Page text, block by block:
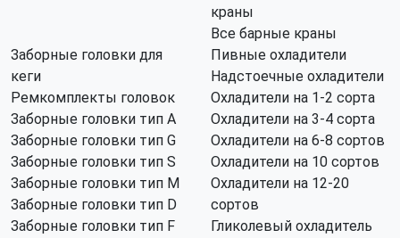
краны
Все барные краны
Заборные головки для
кеги
Ремкомплекты головок
Заборные головки тип А
Заборные головки тип G
Заборные головки тип S
Заборные головки тип M
Заборные головки тип D
Заборные головки тип F
Пивные охладители
Надстоечные охладители
Охладители на 1-2 сорта
Охладители на 3-4 сорта
Охладители на 6-8 сортов
Охладители на 10 сортов
Охладители на 12-20
сортов
Гликолевый охладитель